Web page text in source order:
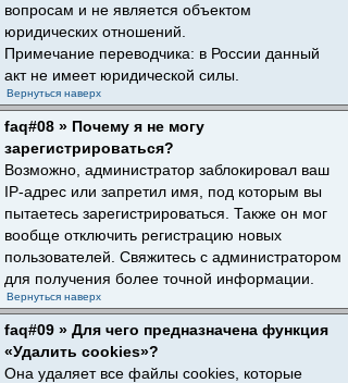
вопросам и не является объектом
юридических отношений.
Примечание переводчика: в России данный
акт не имеет юридической силы.
Вернуться наверх
faq#08 » Почему я не могу
зарегистрироваться?
Возможно, администратор заблокировал ваш
IP-адрес или запретил имя, под которым вы
пытаетесь зарегистрироваться. Также он мог
вообще отключить регистрацию новых
пользователей. Свяжитесь с администратором
для получения более точной информации.
Вернуться наверх
faq#09 » Для чего предназначена функция
«Удалить cookies»?
Она удаляет все файлы cookies, которые